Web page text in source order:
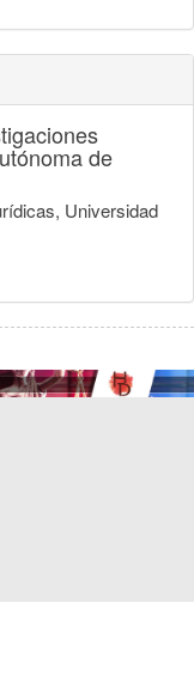
de
Universidad